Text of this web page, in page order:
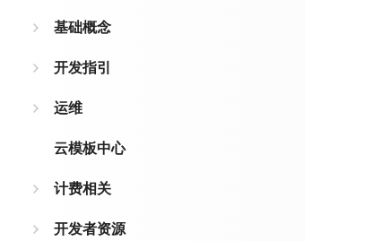
基础概念
开发指引
运维
云模板中心
计费相关
开发者资源